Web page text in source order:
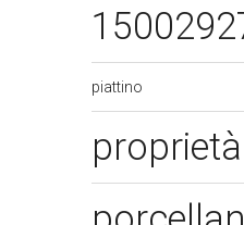
piattino